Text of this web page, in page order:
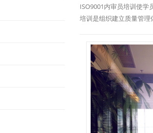
ISO9001内审员培训使学
培训是组织建立质量管